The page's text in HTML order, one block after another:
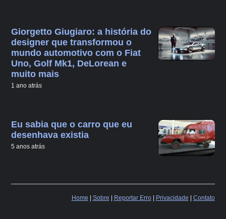
Giorgetto Giugiaro: a história do
designer que transformou o
mundo automotivo com o Fiat
Uno, Golf Mk1, DeLorean e
muito mais
1 ano atrás
Eu sabia que o carro que eu
desenhava existia
5 anos atrás
Home | Sobre | Reportar Erro| Privacidade | Contato